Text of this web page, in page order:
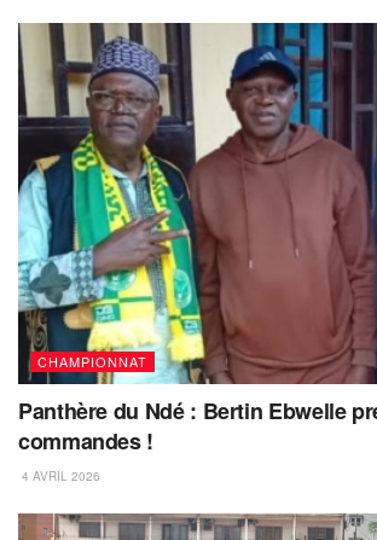
CHAMPIONNAT
Panthère du Ndé : Bertin Ebwelle
commandes !
4 AVRIL 2026